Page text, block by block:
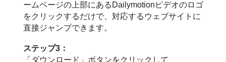
ームページの上部にあるDailymotionビデオのロゴ
をクリックするだけで、対応するウェブサイトに
直接ジャンプできます。
ステップ3：
「ダウンロード」ボタンをクリックして